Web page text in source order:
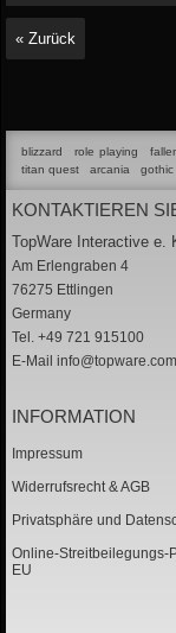
« Zurück
blizzard role playing
titan quest
arcania gothic
KONTAKTIEREN
TopWare Interactive e.
Am Erlengraben 4
76275 Ettlingen
Germany
Tel. +49 721 915100
E-Mail info@topware.com
INFORMATION
Impressum
Widerrufsrecht & AGB
Privatsphäre und
Online-Streitbeilegungs-
EU